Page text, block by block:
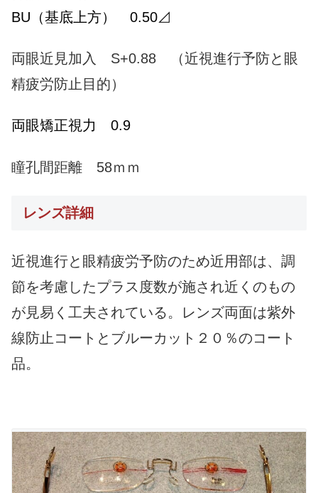
BU（基底上方） 0.50⊿
両眼近見加入 S+0.88 （近視進行予防と眼
精疲労防止目的）
両眼矯正視力 0.9
瞳孔間距離 58ｍｍ
レンズ詳細
近視進行と眼精疲労予防のため近用部は、調
節を考慮したプラス度数が施され近くのもの
が見易く工夫されている。レンズ両面は紫外
線防止コートとブルーカット２０％のコート
品。